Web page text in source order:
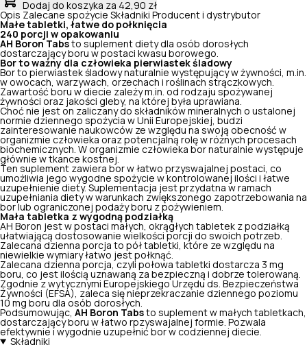
Dodaj do koszyka za 42,90 zł
Opis Zalecane spożycie Składniki Producent i dystrybutor
Małe tabletki, łatwe do połknięcia
240 porcji w opakowaniu
AH Boron Tabs to suplement diety dla osób dorosłych
dostarczający boru w postaci kwasu borowego.
Bor to ważny dla człowieka pierwiastek śladowy
Bor to pierwiastek śladowy naturalnie występujący w żywności, m.in.
w owocach, warzywach, orzechach i roślinach strączkowych.
Zawartość boru w diecie zależy m.in. od rodzaju spożywanej
żywności oraz jakości gleby, na której była uprawiana.
Choć nie jest on zaliczany do składników mineralnych o ustalonej
normie dziennego spożycia w Unii Europejskiej, budzi
zainteresowanie naukowców ze względu na swoją obecność w
organizmie człowieka oraz potencjalną rolę w różnych procesach
biochemicznych. W organizmie człowieka bor naturalnie występuje
głównie w tkance kostnej.
Ten suplement zawiera bor w łatwo przyswajalnej postaci, co
umożliwia jego wygodne spożycie w kontrolowanej ilości i łatwe
uzupełnienie diety. Suplementacja jest przydatna w ramach
uzupełniania diety w warunkach zwiększonego zapotrzebowania na
bor lub ograniczonej podaży boru z pożywieniem.
Mała tabletka z wygodną podziałką
AH Boron jest w postaci małych, okrągłych tabletek z podziałką
ułatwiającą dostosowanie wielkości porcji do swoich potrzeb.
Zalecana dzienna porcja to pół tabletki, które ze względu na
niewielkie wymiary łatwo jest połknąć.
Zalecana dzienna porcja, czyli połowa tabletki dostarcza 3 mg
boru, co jest ilością uznawaną za bezpieczną i dobrze tolerowaną.
Zgodnie z wytycznymi Europejskiego Urzędu ds. Bezpieczeństwa
Żywności (EFSA), zaleca się nieprzekraczanie dziennego poziomu
10 mg boru dla osób dorosłych.
Podsumowując, AH Boron Tabs to suplement w małych tabletkach,
dostarczający boru w łatwo rpzyswajalnej formie. Pozwala
efektywnie i wygodnie uzupełnić bor w codziennej diecie.
Składniki